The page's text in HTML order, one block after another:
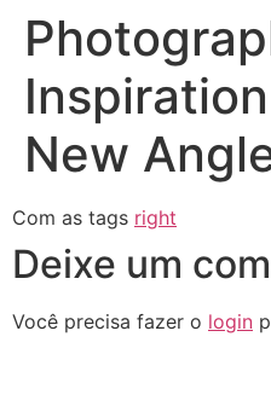
New
Com as tags right
Deixe um
Você precisa fazer o login